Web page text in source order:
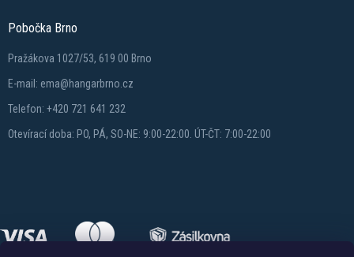
Pobočka Brno
Pražákova 1027/53, 619 00 Brno
E-mail: ema@hangarbrno.cz
Telefon: +420 721 641 232
Otevírací doba: PO, PÁ, SO-NE: 9:00-22:00. ÚT-ČT: 7:00-22:00